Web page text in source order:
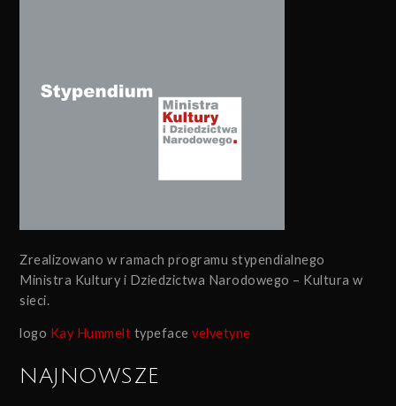
Zrealizowano w ramach programu stypendialnego
Ministra Kultury i Dziedzictwa Narodowego – Kultura w
sieci.
logo Kay Hummelt typefacevelvetyne
NAJNOWSZE